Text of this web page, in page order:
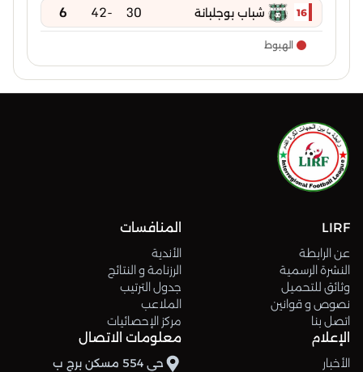
16 شباب بوجلبانة 30
-42
6
الهبوط
LIRF
عن الرابطة
النشرة الرسمية
وثائق للتحميل
نصوص و قوانين
اتصل بنا
المنافسات
الأندية
الرزنامة و النتائج
جدول الترتيب
الملاعب
مركز الإحصائيات
الإعلام
الأخبار
معلومات الاتصال
حي 554 مسكن برج ب